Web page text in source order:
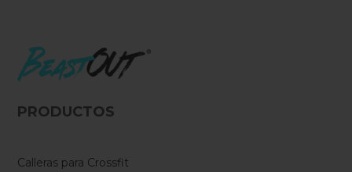
PRODUCTOS
Calleras para Crossfit